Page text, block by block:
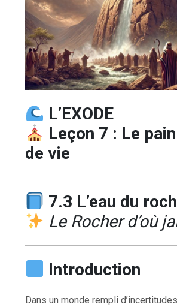
L’EXODE
Leçon 7 : Le pain
de vie
7.3 L’eau du
Le Rocher d’où
Introduction
Dans un monde rempli